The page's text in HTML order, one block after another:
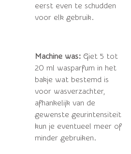
eerst even te schudden
voor elk gebruik.
Machine was: Giet 5 tot
20 ml wasparfum in het
bakje wat bestemd is
voor wasverzachter,
afhankelijk van de
gewenste geurintensiteit
kun je eventueel meer of
minder gebruiken.